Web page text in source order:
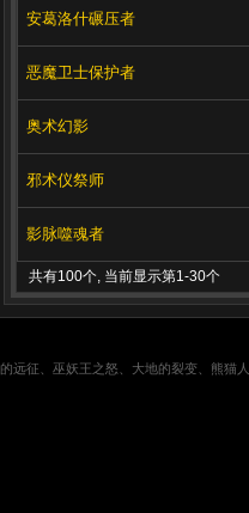
安葛洛什碾压者
恶魔卫士保护者
奥术幻影
邪术仪祭师
影脉噬魂者
共有100个, 当前显示第1-30个
远征、巫妖王之怒、大地的裂变、熊猫